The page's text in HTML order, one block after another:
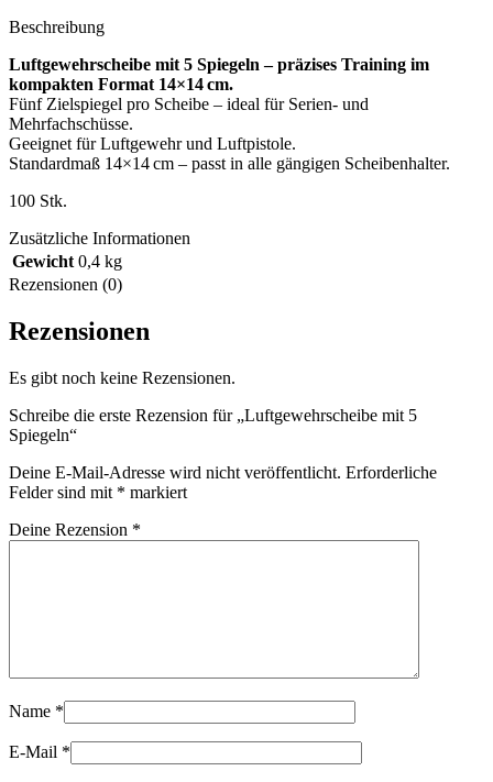
Beschreibung
Luftgewehrscheibe mit 5 Spiegeln – präzises Training im
kompakten Format 14×14 cm.
Fünf Zielspiegel pro Scheibe – ideal für Serien- und
Mehrfachschüsse.
Geeignet für Luftgewehr und Luftpistole.
Standardmaß 14×14 cm – passt in alle gängigen Scheibenhalter.
100 Stk.
Zusätzliche Informationen
Gewicht 0,4 kg
Rezensionen (0)
Rezensionen
Es gibt noch keine Rezensionen.
Schreibe die erste Rezension für „Luftgewehrscheibe mit 5
Spiegeln“
Deine E-Mail-Adresse wird nicht veröffentlicht. Erforderliche
Felder sind mit * markiert
Deine Rezension *
Name *
E-Mail *